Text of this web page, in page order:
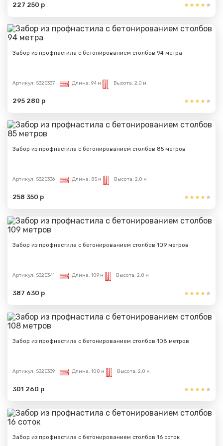
227 250 р
Забор из профнастила с бетонированием столбов 94 метра
Артикул: S32E337 Длина: 94 м Высота: 2,0 м
295 280 р
Забор из профнастила с бетонированием столбов 85 метров
Артикул: S32E336 Длина: 85 м Высота: 2,0 м
258 350 р
Забор из профнастила с бетонированием столбов 109 метров
Артикул: S32E341 Длина: 109 м Высота: 2,0 м
387 630 р
Забор из профнастила с бетонированием столбов 108 метров
Артикул: S32E339 Длина: 108 м Высота: 2,0 м
301 260 р
Забор из профнастила с бетонированием столбов 16 соток